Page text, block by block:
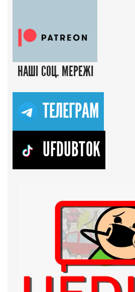
НАШІ СОЦ. МЕРЕЖІ
ТЕЛЕГРАМ
UFDUBTOK